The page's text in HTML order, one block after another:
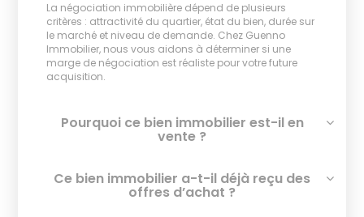
La négociation immobilière dépend de plusieurs
critères : attractivité du quartier, état du bien, durée sur
le marché et niveau de demande. Chez Guenno
Immobilier, nous vous aidons à déterminer si une
marge de négociation est réaliste pour votre future
acquisition.
Pourquoi ce bien immobilier est-il en
vente ?
Ce bien immobilier a-t-il déjà reçu des
offres d’achat ?